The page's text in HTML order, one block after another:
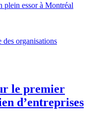
plein essor à Montréal
des organisations
le premier
d’entreprises